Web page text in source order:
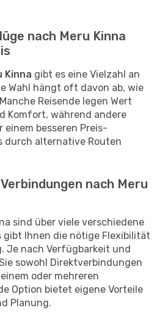
nach Meru Kinna
Kinna gibt es eine Vielzahl an
Wahl hängt oft davon ab, wie
Reisende legen Wert
Komfort, während andere
besseren Preis-
durch alternative Routen
nach Meru
sind über viele verschiedene
gibt Ihnen die nötige Flexibilität
Je nach Verfügbarkeit und
sowohl Direktverbindungen
oder mehreren
Option bietet eigene Vorteile
Planung.